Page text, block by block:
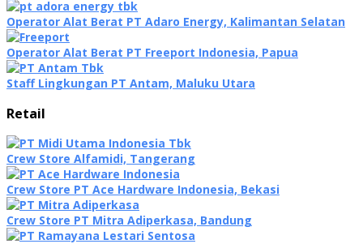
Operator Alat Berat PT Adaro Energy, Kalimantan Selatan
Operator Alat Berat PT Freeport Indonesia, Papua
Staff Lingkungan PT Antam, Maluku Utara
Retail
Crew Store Alfamidi, Tangerang
Crew Store PT Ace Hardware Indonesia, Bekasi
Crew Store PT Mitra Adiperkasa, Bandung